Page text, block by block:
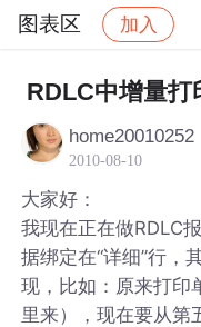
图表区 加入
社区 图表区
RDLC中增量打
home20010252
2010-08-10
大家好：
我现在正在做RDLC
据绑定在“详细”行，
现，比如：原来打印
里来），现在要从第